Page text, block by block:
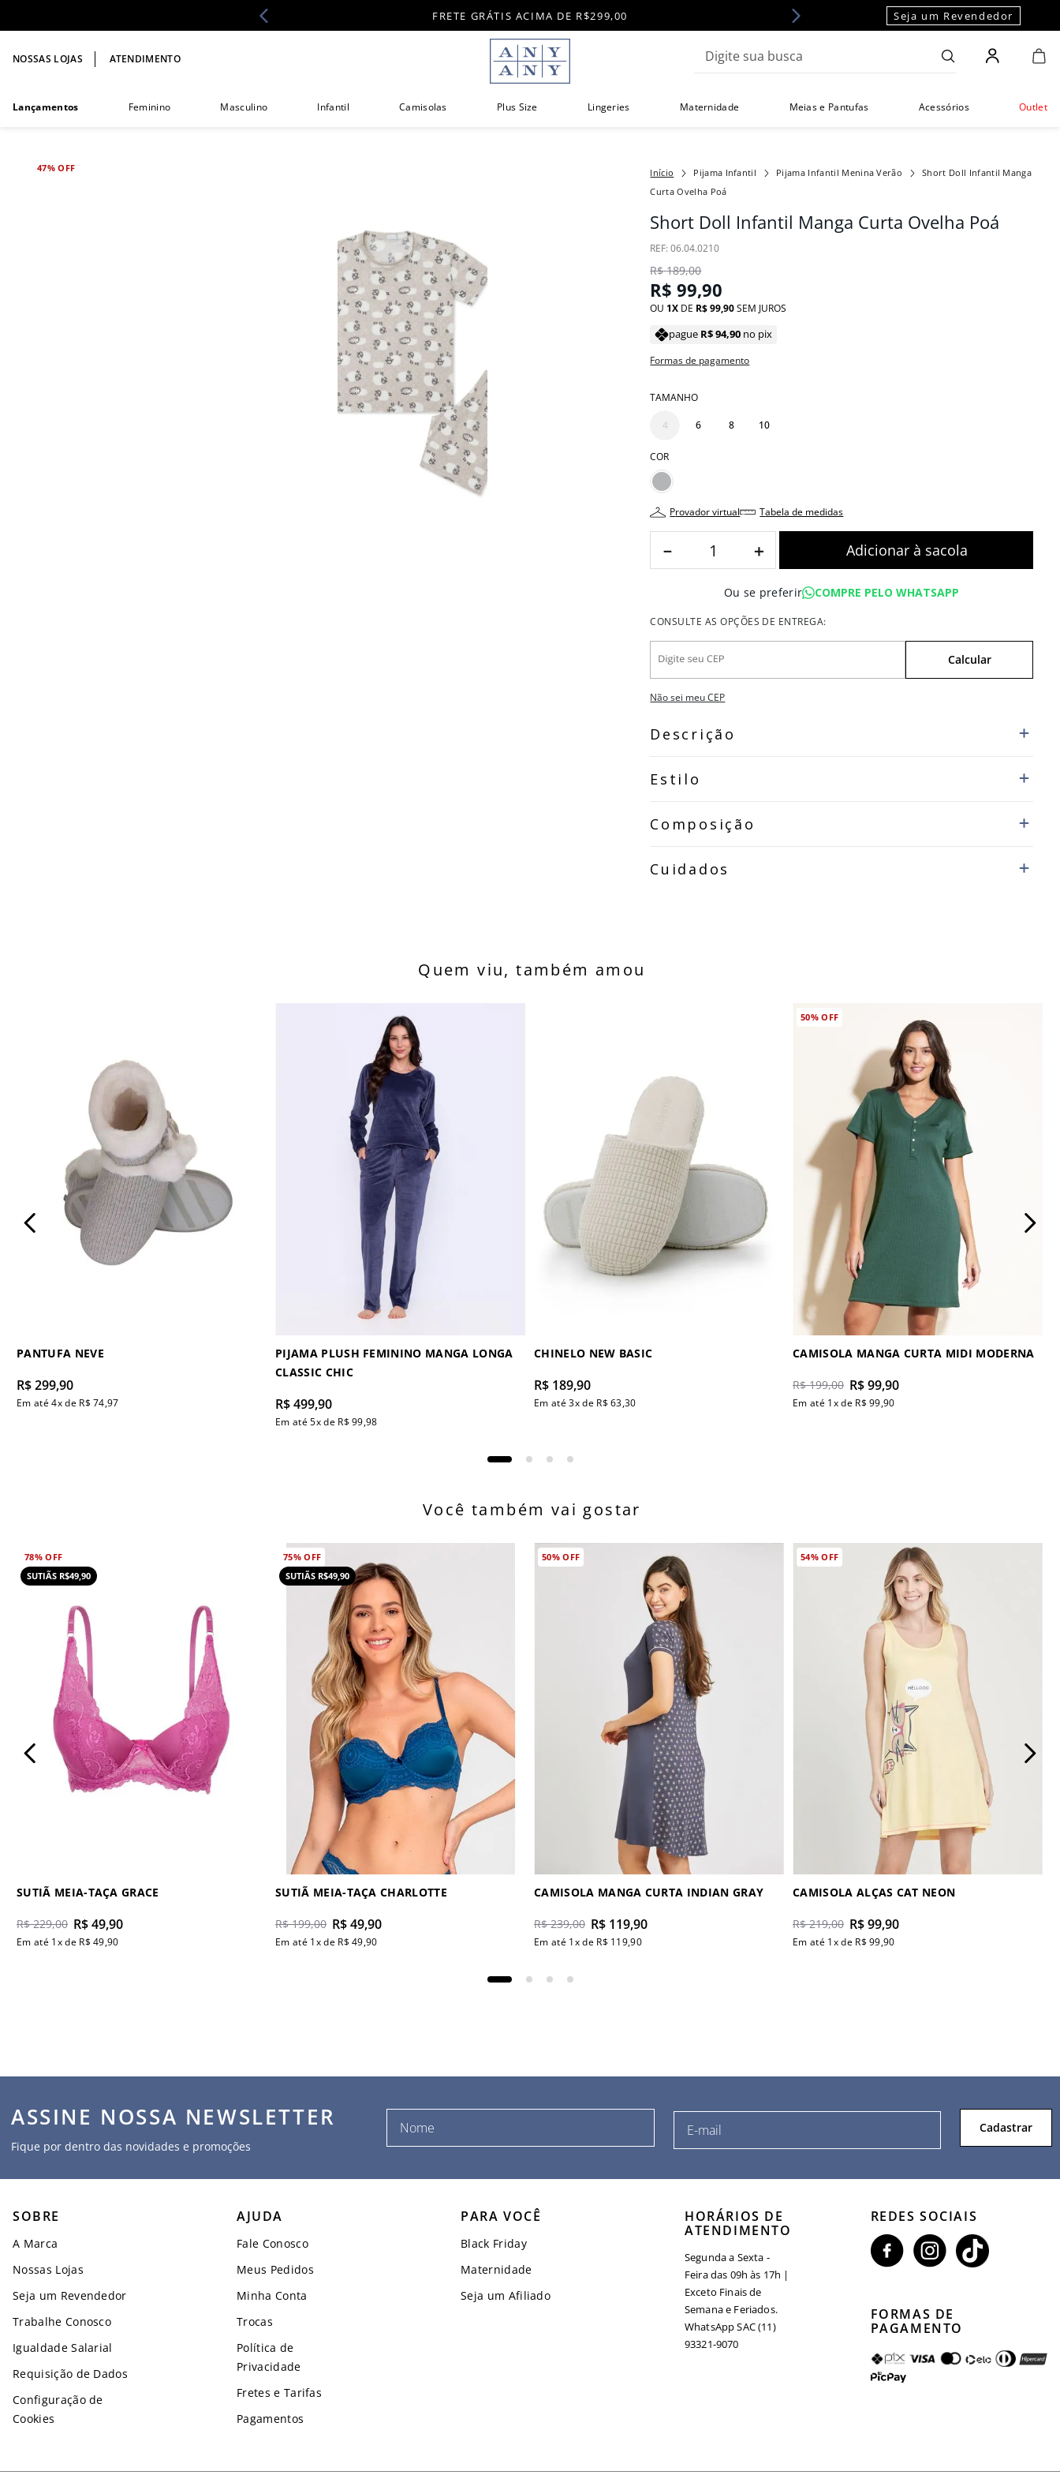
FRETE GRÁTIS ACIMA DE R$299,00 Seja um Revendedor
NOSSAS LOJAS ATENDIMENTO
Lançamentos Feminino Masculino Infantil Camisolas Plus Size Lingeries Maternidade Meias e Pantufas Acessórios Outlet
47%OFF Pijama Infantil Pijama Infantil Menina Verão
Short Doll Infantil Manga
Curta Ovelha Poá
Short Doll Infantil Manga Curta Ovelha Poá
:06.04.0210
R$ 189,00
R$ 99,90
OU 1 DE R$99,90SEM JUROS
pague R$94,90 no pix
Formas de pagamento
TAMANHO
4 6 8 10
COR
provador virtual tabela de medidas
＋
－
Ou se preferir COMPRE PELO WHATSAPP
Não sei meu CEP
Descrição
Estilo
Composição
Cuidados
Quem viu, também amou
PANTUFA NEVE
R$299,90
Em até4x de R$ 74,97
PIJAMA PLUSH FEMININO MANGA LONGA
CLASSIC CHIC
R$499,90
Em até5x de R$ 99,98
CHINELO NEW BASIC
R$ 189,90
Em até3x de R$ 63,30
50%OFF
CAMISOLA MANGA CURTA MIDI MODERNA
R$ 199,00 R$99,90
Em até 1x de R$ 99,90
Você também vai gostar
78%OFF
SUTIÃS R$49,90
SUTIÃ MEIA-TAÇA GRACE
R$ 229,00 R$49,90
Em até 1x de R$ 49,90
75%OFF
SUTIÃS R$49,90
SUTIÃ MEIA-TAÇA CHARLOTTE
R$ 199,00 R$49,90
Em até 1x de R$ 49,90
50%OFF
CAMISOLA MANGA CURTA INDIAN GRAY
R$ 239,00 R$ 119,90
Em até 1x de R$ 119,90
54%OFF
CAMISOLA ALÇAS CAT NEON
R$ 219,00 R$99,90
Em até 1x de R$ 99,90
ASSINE NOSSA NEWSLETTER
Fique por dentro das novidades e promoções
Cadastrar
SOBRE
A Marca
Nossas Lojas
Seja um Revendedor
Trabalhe Conosco
Igualdade Salarial
Requisição de Dados
Configuração de
Cookies
AJUDA
Fale Conosco
Meus Pedidos
Minha Conta
Trocas
Política de
Privacidade
Fretes e Tarifas
Pagamentos
PARA VOCÊ
Black Friday
Maternidade
Seja um Afiliado
HORÁRIOS DE
ATENDIMENTO
Segunda a Sexta -
Feira das 09h às 17h |
Exceto Finais de
Semana e Feriados.
WhatsApp SAC (11)
93321-9070
REDES SOCIAIS
FORMAS DE
PAGAMENTO